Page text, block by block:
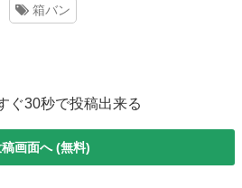
箱バン
ぐ30秒で投稿出来る
画面へ (無料)